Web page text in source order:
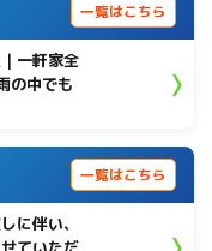
一覧はこちら
一軒家全
の中でも
一覧はこちら
に伴い、